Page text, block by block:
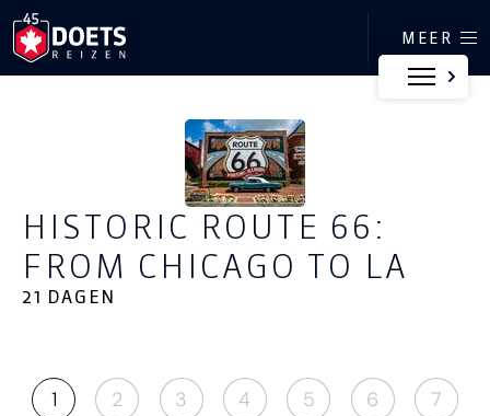
Ga direct naar inhoud
MEER
HISTORIC ROUTE 66:
FROM CHICAGO TO LA
21 DAGEN
1 2 3 4 5 6 7